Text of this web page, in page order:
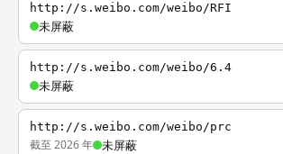
http://s.weibo.com/weibo/RFI
未屏蔽
http://s.weibo.com/weibo/6.4
未屏蔽
http://s.weibo.com/weibo/prc
截至 2026 年 未屏蔽